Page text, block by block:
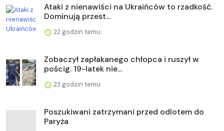
Ataki z nienawiści na Ukraińców to rzadkość.
Dominują przest...
22 godzin temu
Zobaczył zapłakanego chłopca i ruszył w
pościg. 19-latek nie...
23 godzin temu
Poszukiwani zatrzymani przed odlotem do
Paryża